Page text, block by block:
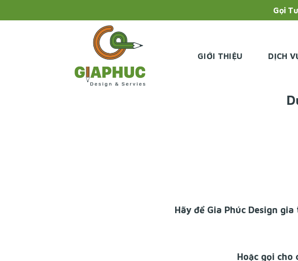
to
Gọi
GIỚI THIỆU DỊCH
Hãy để Gia Phúc Design gia
Hoặc gọi